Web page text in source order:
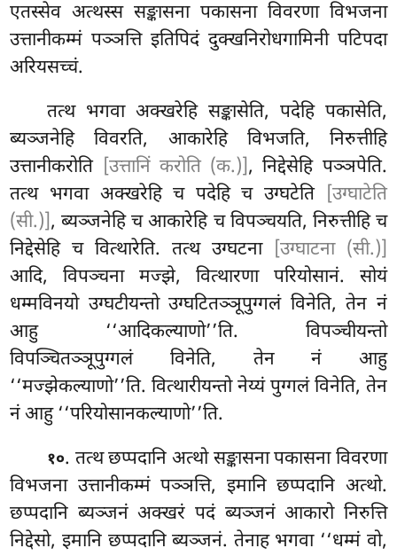
एतस्सेव अत्थस्स सङ्कासना पकासना विवरणा विभजना
उत्तानीकम्मं पञ्ञत्ति इतिपिदं दुक्खनिरोधगामिनी पटिपदा
अरियसच्चं.
तत्थ भगवा अक्खरेहि सङ्कासेति, पदेहि पकासेति,
ब्यञ्जनेहि विवरति, आकारेहि विभजति, निरुत्तीहि
उत्तानीकरोति [उत्तानिं करोति (क.)], निद्देसेहि पञ्ञपेति.
तत्थ भगवा अक्खरेहि च पदेहि च उग्घटेति [उग्घाटेति
(सी.)], ब्यञ्जनेहि च आकारेहि च विपञ्चयति, निरुत्तीहि च
निद्देसेहि च वित्थारेति. तत्थ उग्घटना [उग्घाटना (सी.)]
आदि, विपञ्चना मज्झे, वित्थारणा परियोसानं. सोयं
धम्मविनयो उग्घटीयन्तो उग्घटितञ्ञूपुग्गलं विनेति, तेन नं
आहु ‘‘आदिकल्याणो’’ति. विपञ्चीयन्तो
विपञ्चितञ्ञूपुग्गलं विनेति, तेन नं आहु
‘‘मज्झेकल्याणो’’ति. वित्थारीयन्तो नेय्यं पुग्गलं विनेति, तेन
नं आहु ‘‘परियोसानकल्याणो’’ति.
१०. तत्थछप्पदानि अत्थो सङ्कासना पकासना विवरणा
विभजना उत्तानीकम्मं पञ्ञत्ति, इमानि छप्पदानि अत्थो.
छप्पदानि ब्यञ्जनं अक्खरं पदं ब्यञ्जनं आकारो निरुत्ति
निद्देसो, इमानि छप्पदानि ब्यञ्जनं. तेनाह भगवा ‘‘धम्मं वो,